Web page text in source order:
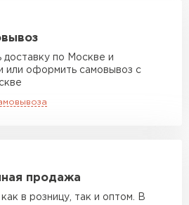
м
тн
м
м
С ДОСТАВКОЙ
доставку по Москве и
или оформить самовывоз с
продажа
в розницу, так и оптом. В